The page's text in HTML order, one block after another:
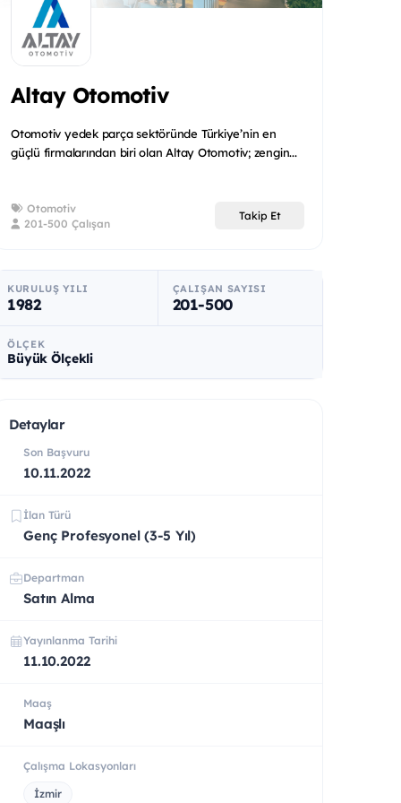
Altay Otomotiv
Otomotiv yedek parça sektöründe Türkiye’nin en
güçlü firmalarından biri olan Altay Otomotiv; zengin...
Otomotiv
201-500 Çalışan
Takip Et
KURULUŞ YILI
1982
ÇALIŞAN SAYISI
201-500
ÖLÇEK
Büyük Ölçekli
Detaylar
Son Başvuru
10.11.2022
İlan Türü
Genç Profesyonel (3-5 Yıl)
Departman
Satın Alma
Yayınlanma Tarihi
11.10.2022
Maaş
Maaşlı
Çalışma Lokasyonları
İzmir